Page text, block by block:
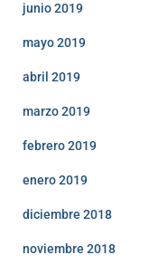
junio 2019
mayo 2019
abril 2019
marzo 2019
febrero 2019
enero 2019
diciembre 2018
noviembre 2018